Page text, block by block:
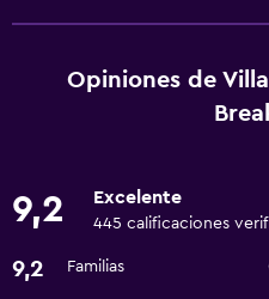
Servicio de habitaciones
Recepción 24 horas
Áreas designadas para
Opiniones de
9,2 Excelente
445 calificaciones
9,2 Familias